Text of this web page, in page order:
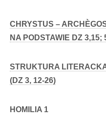
CHRYSTUS –
NA PODSTAWIE DZ 3,15;
STRUKTURA
(DZ 3, 12-26)
HOMILIA 1